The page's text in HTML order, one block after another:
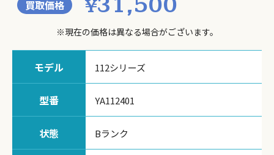
買取価格 ¥
※現在の価格は異なる場合がございます。
モデル 112シリーズ
型番 YA112401
状態 Bランク